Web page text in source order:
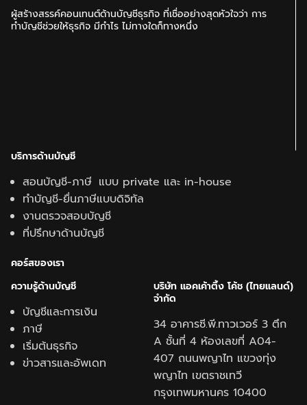
ผู้สร้างสรรค์คอนเทนต์ด้านบัญชีธุรกิจ ที่เชื่ออย่างสุดหัวใจว่า การ
ทำบัญชีช่วยให้ธุรกิจ มีกำไร ไม่ทางใดก็ทางหนึ่ง
บริการด้านบัญชี
สอนบัญชี-ภาษี แบบ private และ in-house
ทำบัญชี-ยื่นภาษีแบบดิจิทัล
งานตรวจสอบบัญชี
ที่ปรึกษาด้านบัญชี
คอร์สของเรา
ความรู้ด้านบัญชี
บัญชีและการเงิน
ภาษี
เริ่มต้นธุรกิจ
ข่าวสารและอัพเดท
บริษัท แอคเค้าติ้ง โค้ช (ไทยแลนด์)
จำกัด
34 อาคารซี.พี.ทาวเวอร์ 3 ตึก
A ชั้นที่ 4 ห้องเลขที่ A04-
407 ถนนพญาไท แขวงทุ่ง
พญาไท เขตราชเทวี
กรุงเทพมหานคร 10400